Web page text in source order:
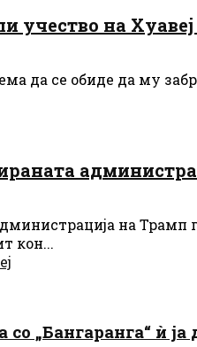
учество на
да се обиде да му
на Трамп
кон...
„Бангаранга“ ѝ